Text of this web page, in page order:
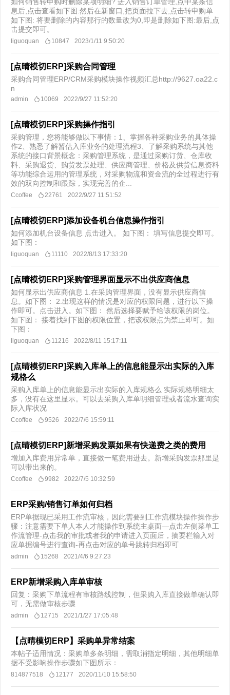
息后,点击查看如下图:然后在新窗口,把页面拉下去,点击转申购单
如下图: 将要删除的内容那行的数量改为0,即是删除如下图:最后,点
击提交即可。
liguoquan 10847 2023/1/11 9:50:20
[点晴模切ERP]采购合同管理
采购合同管理ERP/CRM采购模块操作视频汇总http://9627.oa22.c
n
admin 10069 2022/9/27 11:52:20
[点晴模切ERP]采购操作指引
采购管理，您将能够做以下事情：1、掌握各种采购业务的具体操
作2、熟悉了解暂估入库业务的处理流程3、了解采购系统与其他
系统的接口背景概念：采购管理系统，是通过采购订货、仓库收
料、采购退货、购货发票处理、供应商管理、价格及供货信息资料
等功能综合运用的管理系统，对采购物流和资金流的全过程进行有
效的双向控制和跟踪，实现完善的企...
Ccoffee 22761 2022/9/27 11:51:52
[点晴模切ERP]添加设备机台信息操作指引
如何添加机台设备信息 点击进入。 如下图： 填写信息提交即可。
如下图：
liguoquan 11110 2022/8/13 17:33:20
[点晴模切ERP]采购管理界面显示不出供应商信息
如何显示出供应商信息 1.在采购管理界面，没有显示供应商信
息。如下图： 2.出现这样的情况是对应的权限问题，进行以下操
作即可。点击进入。如下图： 然后选择要赋予给该权限的岗位。
如下图： 接着找到下图的权限位置，把该权限点为禁止即可。如
下图：
liguoquan 11216 2022/8/11 15:17:11
[点晴模切ERP]采购入库单上的信息能显示出实际的入库
规格么
采购入库单上的信息能显示出实际的入库规格么 实际规格明细太
多，没有在这里显示。可以去采购入库单明细管理或者流水查询实
际入库状况
Ccoffee 9526 2022/7/6 15:59:11
[点晴模切ERP]新增采购发票如果有快递费之类的费用
增加入库费用异常单，直接做一笔费用进去。新增采购发票那里是
可以带出来的。
Ccoffee 9982 2022/7/5 10:32:59
ERP采购/销售订单如何归档
ERP单据现已采用工作流审核，因此需要到工作流模块操作操作步
骤：注意需要下单人本人才能操作到系统主桌面—点击左侧菜单工
作流管理-点击我的审批或者我的申请进入页面后，摘要栏输入对
应单据编号进行查询-再点击对应的单号跳转归档即可
admin 15268 2021/4/6 9:27:23
ERP新增采购入库单审核
回复：采购下单流程有审核路线控制，但采购入库直接做单确认即
可，无需做审核步骤
admin 12715 2021/1/27 17:05:48
【点晴模切ERP】采购单异常结案
本帖子适用情况：采购单多条明细，需取消指定明细，其他明细单
据不受影响操作步骤如下图所示：
814877518 12177 2020/11/10 15:58:50